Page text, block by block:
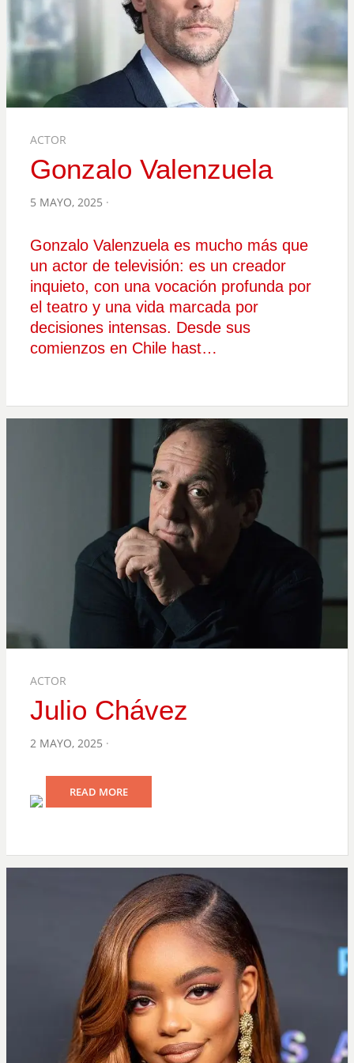
ACTOR
Gonzalo Valenzuela
POSTED
5 MAYO, 2025
Gonzalo Valenzuela es mucho más que
un actor de televisión: es un creador
inquieto, con una vocación profunda por
el teatro y una vida marcada por
decisiones intensas. Desde sus
comienzos en Chile hast…
ACTOR
Julio Chávez
POSTED
2 MAYO, 2025
READ MORE